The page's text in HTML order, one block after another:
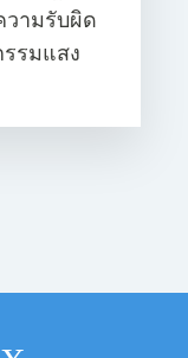
ามรับผิด
รมแสง